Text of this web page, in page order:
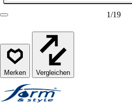
1/19
Vergleichen